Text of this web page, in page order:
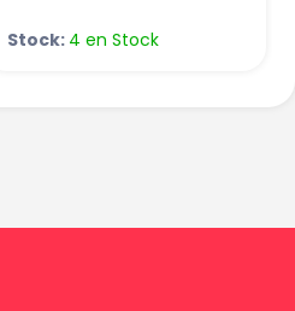
Stock: 4 en Stock